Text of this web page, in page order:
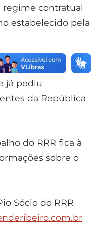
regime contratual
estabelecido pela
relatoria da
já pediu
da República
do RRR fica à
sobre o
Sócio do RRR